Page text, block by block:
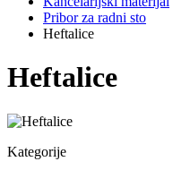
Pribor za radni sto
Heftalice
Heftalice
Kategorije